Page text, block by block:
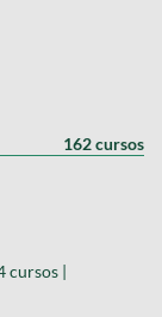
162 cursos
|